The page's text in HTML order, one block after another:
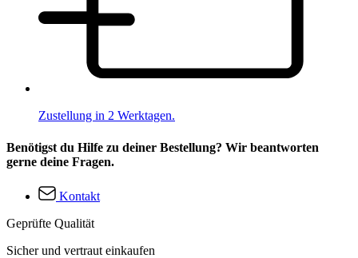
Zustellung in 2 Werktagen.
Benötigst du Hilfe zu deiner Bestellung? Wir beantworten
gerne deine Fragen.
Kontakt
Geprüfte Qualität
Sicher und vertraut einkaufen